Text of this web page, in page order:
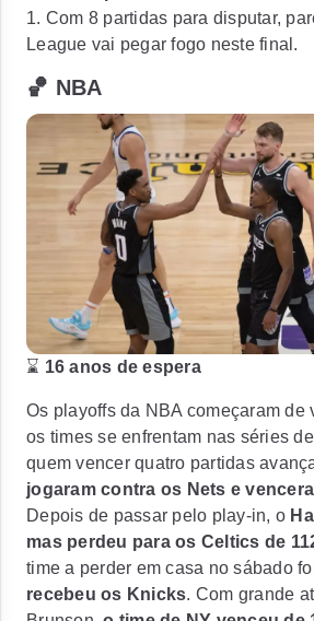
1. Com 8 partidas para disputar,
League vai pegar fogo neste final.
🏀 NBA
⌛ 16 anos de espera
Os playoffs da NBA começaram de
os times se enfrentam nas séries
quem vencer quatro partidas
jogaram contra os Nets e
Depois de passar pelo play-in, o
mas perdeu para os Celtics de
time a perder em casa no sábado
recebeu os Knicks. Com grande